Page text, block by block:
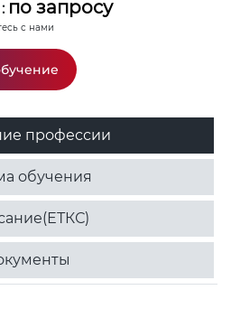
по запросу
с нами
профессии
обучения